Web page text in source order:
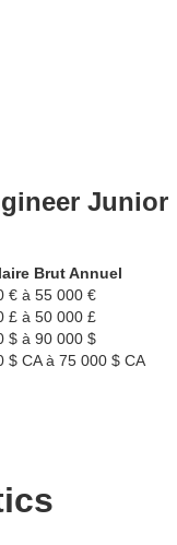
Junior
Brut Annuel
€ à 55 000 €
£ à 50 000 £
$ à 90 000 $
$ CA à 75 000 $ CA